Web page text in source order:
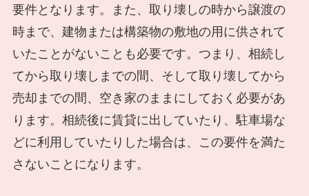
要件となります。また、取り壊しの時から譲渡の
時まで、建物または構築物の敷地の用に供されて
いたことがないことも必要です。つまり、相続し
てから取り壊しまでの間、そして取り壊してから
売却までの間、空き家のままにしておく必要があ
ります。相続後に賃貸に出していたり、駐車場な
どに利用していたりした場合は、この要件を満た
さないことになります。